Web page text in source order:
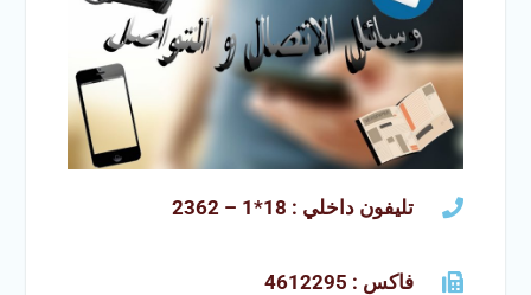
تليفون داخلي : 18*1 – 2362
فاكس : 4612295